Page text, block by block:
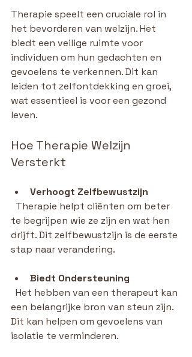
Therapie speelt een cruciale rol in
het bevorderen van welzijn. Het
biedt een veilige ruimte voor
individuen om hun gedachten en
gevoelens te verkennen. Dit kan
leiden tot zelfontdekking en groei,
wat essentieel is voor een gezond
leven.
Hoe Therapie Welzijn
Versterkt
Verhoogt Zelfbewustzijn
te begrijpen wie ze zijn en wat hen
drijft. Dit zelfbewustzijn is de eerste
stap naar verandering.
Biedt Ondersteuning
een belangrijke bron van steun zijn.
Dit kan helpen om gevoelens van
isolatie te verminderen.